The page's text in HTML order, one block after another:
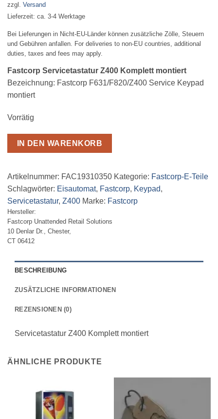
zzgl. Versand
Lieferzeit: ca. 3-4 Werktage
Bei Lieferungen in Nicht-EU-Länder können zusätzliche Zölle, Steuern
und Gebühren anfallen. For deliveries to non-EU countries, additional
duties, taxes and fees may apply.
Fastcorp Servicetastatur Z400 Komplett montiert
Bezeichnung: Fastcorp F631/F820/Z400 Service Keypad
montiert
Vorrätig
IN DEN WARENKORB
Artikelnummer: FAC19310350 Kategorie: Fastcorp-E-Teile
Schlagwörter: Eisautomat, Fastcorp, Keypad,
Servicetastatur, Z400 Marke: Fastcorp
Hersteller:
Fastcorp Unattended Retail Solutions
10 Denlar Dr., Chester,
CT 06412
BESCHREIBUNG
ZUSÄTZLICHE INFORMATIONEN
REZENSIONEN (0)
Servicetastatur Z400 Komplett montiert
ÄHNLICHE PRODUKTE